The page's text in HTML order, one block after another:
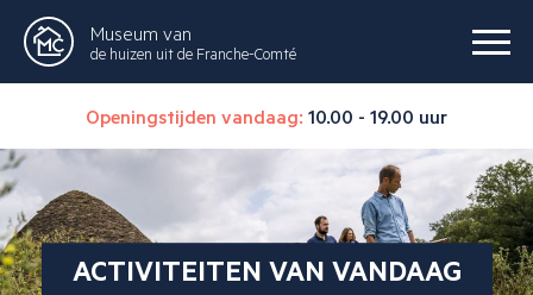
Museum van
de huizen uit de Franche-Comté
Openingstijden vandaag: 10.00 - 19.00 uur
ACTIVITEITEN VAN VANDAAG